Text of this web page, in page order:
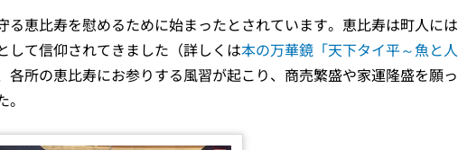
恵比寿を慰めるために始まったとされています。恵比寿は町人には
して信仰されてきました（詳しくは本の万華鏡「天下タイ平～魚と人
所の恵比寿にお参りする風習が起こり、商売繁盛や家運隆盛を願っ